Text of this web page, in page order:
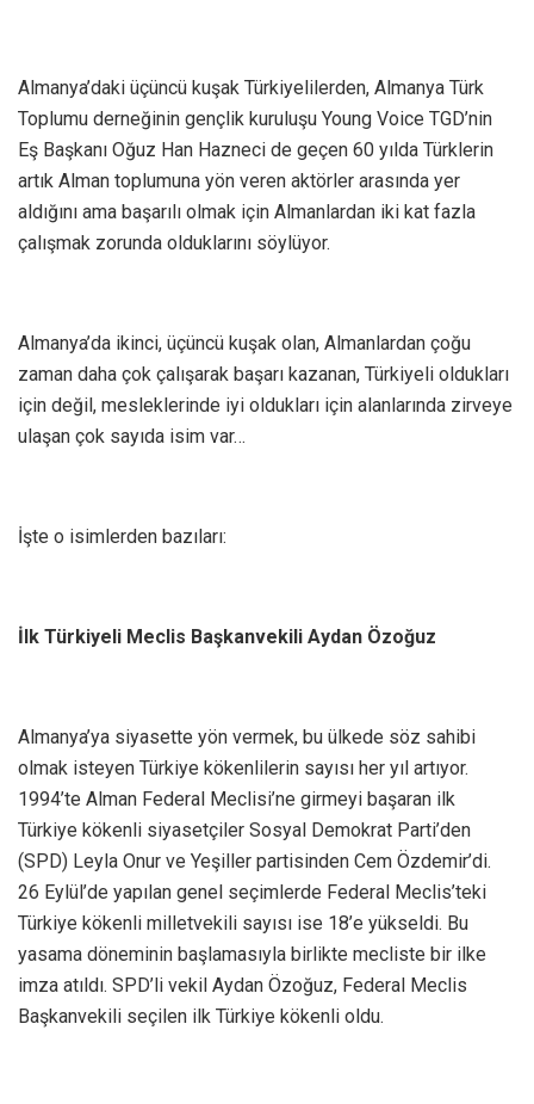
Almanya’daki üçüncü kuşak Türkiyelilerden, Almanya Türk
Toplumu derneğinin gençlik kuruluşu Young Voice TGD’nin
Eş Başkanı Oğuz Han Hazneci de geçen 60 yılda Türklerin
artık Alman toplumuna yön veren aktörler arasında yer
aldığını ama başarılı olmak için Almanlardan iki kat fazla
çalışmak zorunda olduklarını söylüyor.
Almanya’da ikinci, üçüncü kuşak olan, Almanlardan çoğu
zaman daha çok çalışarak başarı kazanan, Türkiyeli oldukları
için değil, mesleklerinde iyi oldukları için alanlarında zirveye
ulaşan çok sayıda isim var…
İşte o isimlerden bazıları:
İlk Türkiyeli Meclis Başkanvekili Aydan Özoğuz
Almanya’ya siyasette yön vermek, bu ülkede söz sahibi
olmak isteyen Türkiye kökenlilerin sayısı her yıl artıyor.
1994’te Alman Federal Meclisi’ne girmeyi başaran ilk
Türkiye kökenli siyasetçiler Sosyal Demokrat Parti’den
(SPD) Leyla Onur ve Yeşiller partisinden Cem Özdemir’di.
26 Eylül’de yapılan genel seçimlerde Federal Meclis’teki
Türkiye kökenli milletvekili sayısı ise 18’e yükseldi. Bu
yasama döneminin başlamasıyla birlikte mecliste bir ilke
imza atıldı. SPD’li vekil Aydan Özoğuz, Federal Meclis
Başkanvekili seçilen ilk Türkiye kökenli oldu.